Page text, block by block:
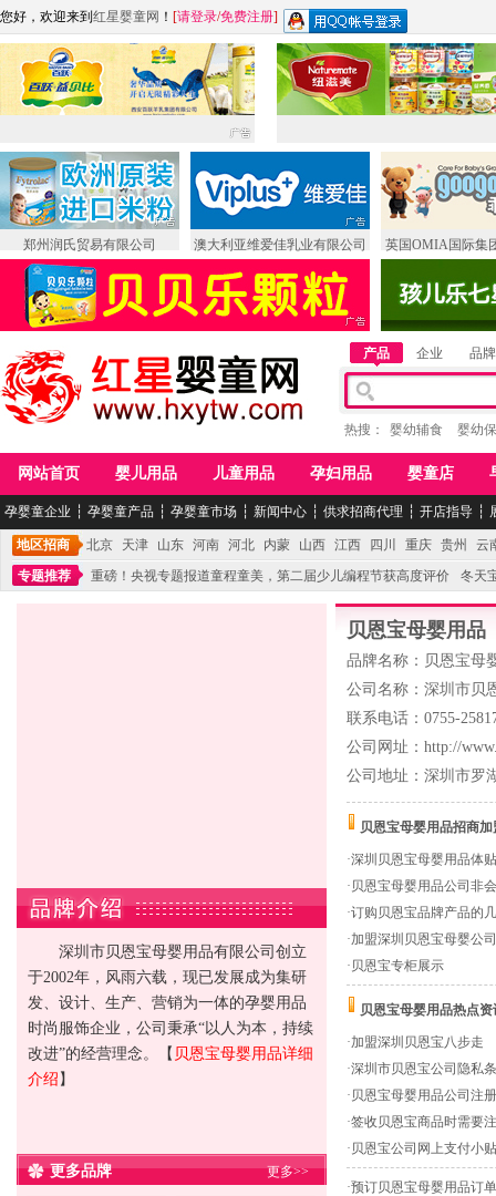
您好，欢迎来到 红星婴童网 ！ [请登录/免费注册]
郑州润氏贸易有限公司 澳大利亚维爱佳乳业有限公司 英国OMIA国际集
产品 企业 品牌
热搜： 婴幼辅食 婴幼
网站首页 婴儿用品 儿童用品 孕妇用品 婴童店
孕婴童企业 ┆ 孕婴童产品 ┆ 孕婴童市场 ┆ 新闻中心 ┆ 供求招商代理 ┆ 开店指导 ┆
地区招商 北京 天津 山东 河南 河北 内蒙 山西 江西 四川 重庆 贵州
云
专题推荐
重磅！央视专题报道童程童美，第二届少儿编程节获高度评价
冬天
不能再单纯地销售产品,而要向增强服务转型,毕竟母婴产品比较特殊。”
妇幼广场
深圳市贝恩宝母婴用品有限公司创立
于2002年，风雨六载，现已发展成为集研
发、设计、生产、营销为一体的孕婴用品
时尚服饰企业，公司秉承“以人为本，持续
改进”的经营理念。
【 贝恩宝母婴用品详细
介绍 】
更多品牌 更多>>
贝恩宝母婴用品
品牌名称：贝恩宝母
公司名称：深圳市贝
联系电话：0755-
公司网址：http://
公司地址：深圳市罗
贝恩宝母婴用品招商
·深圳贝恩宝母婴用品体
· 贝恩宝母婴用品公司非
·订购贝恩宝品牌产品的
·加盟深圳贝恩宝母婴公
· 贝恩宝专柜展示
贝恩宝母婴用品热点资
·加盟深圳贝恩宝八步走
·深圳市贝恩宝公司隐私
· 贝恩宝母婴用品公司注
·签收贝恩宝商品时需要
· 贝恩宝公司网上支付小
·预订贝恩宝母婴用品订